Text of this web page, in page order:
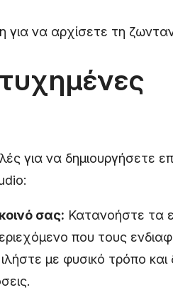
για να αρχίσετε τη
για να δημιουργήσετε
σας: Κατανοήστε τα
που τους
με φυσικό τρόπο και